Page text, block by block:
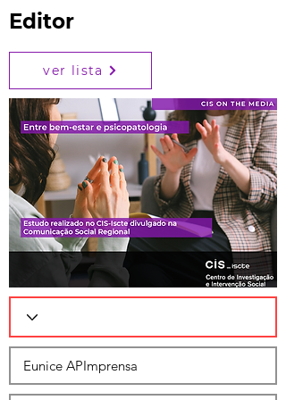
Editor
ver lista